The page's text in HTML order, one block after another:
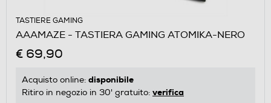
TASTIERE GAMING
AAAMAZE - TASTIERA GAMING ATOMIKA-NERO
€ 69,90
Acquisto online: disponibile
Ritiro in negozio in 30' gratuito: verifica